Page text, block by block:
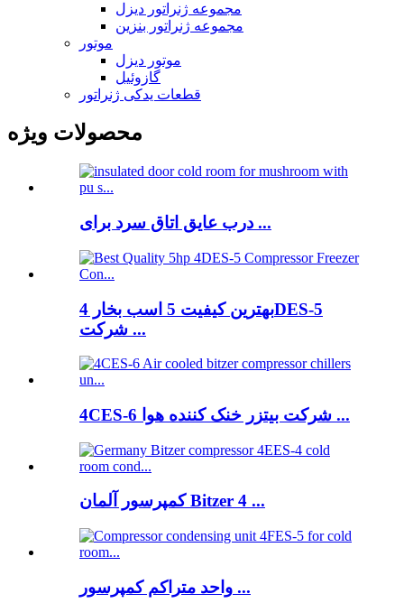
مجموعه ژنراتور دیزل
مجموعه ژنراتور بنزین
موتور
موتور دیزل
گازوئیل
قطعات یدکی ژنراتور
محصولات ویژه
درب عایق اتاق سرد برای ...
بهترین کیفیت 5 اسب بخار 4DES-5
شرکت ...
4CES-6 شرکت بیتزر خنک کننده هوا ...
کمپرسور آلمان Bitzer 4 ...
واحد متراکم کمپرسور ...